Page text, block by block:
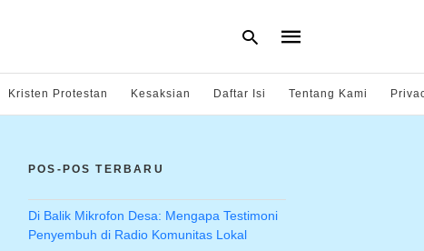
Kristen Protestan Kesaksian Daftar Isi Tentang Kami
POS-POS TERBARU
Di Balik Mikrofon Desa: Mengapa Testimoni
Penyembuh di Radio Komunitas Lokal